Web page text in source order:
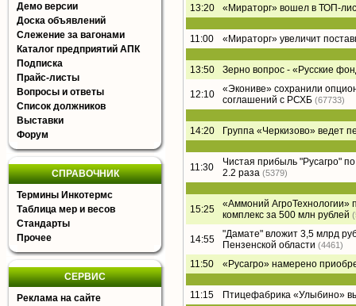
Демо версии
Доска объявлений
Слежение за вагонами
Каталог предприятий АПК
Подписка
Прайс-листы
Вопросы и ответы
Список должников
Выставки
Форум
СПРАВОЧНИК
Термины Инкотермс
Таблица мер и весов
Стандарты
Прочее
СЕРВИС
Реклама на сайте
13:20 «Мираторг» вошел в ТОП-
11:00 «Мираторг» увеличит
13:50 Зерно вопрос - «Русские
12:10
«Экониве» сохранили
соглашений с РСХБ (67733)
14:20 Группа «Черкизово» ведет
11:30
Чистая прибыль "Русагро"
2.2 раза (5379)
15:25
«Аммоний АгроТехнологии»
комплекс за 500 млн рублей
14:55
"Дамате" вложит 3,5 млрд
Пензенской области (4461)
11:50 «Русагро» намерено
11:15 Птицефабрика «Улыбино»